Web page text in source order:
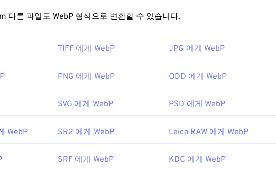
어떻게 여나요?
Microsoft Paint에서도 자동으로 열립니다. Chrome을 제외한 모든 웹 브
는
와 Photopea가있습니다. Corel PaintShop Pro도 사용해 보세
FreeConvert.com 다른 파일도 WebP 형식으로 변환할 수 있습니다.
TIFF 에게 WebP JPG 에게 WebP
PNG 에게 WebP ODD 에게 WebP
SVG 에게 WebP PSD 에게 WebP
WebP SR2 에게 WebP Leica RAW 에게 WebP
SRF 에게 WebP KDC 에게 WebP